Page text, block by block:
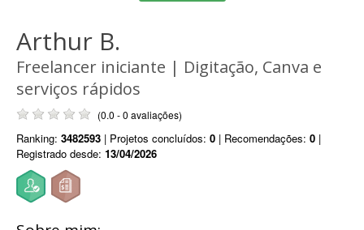
Arthur B.
Freelancer iniciante | Digitação, Canva e
serviços rápidos
(0.0 - 0 avaliações)
Ranking: 3482593 | Projetos concluídos: 0 | Recomendações: 0 |
Registrado desde: 13/04/2026